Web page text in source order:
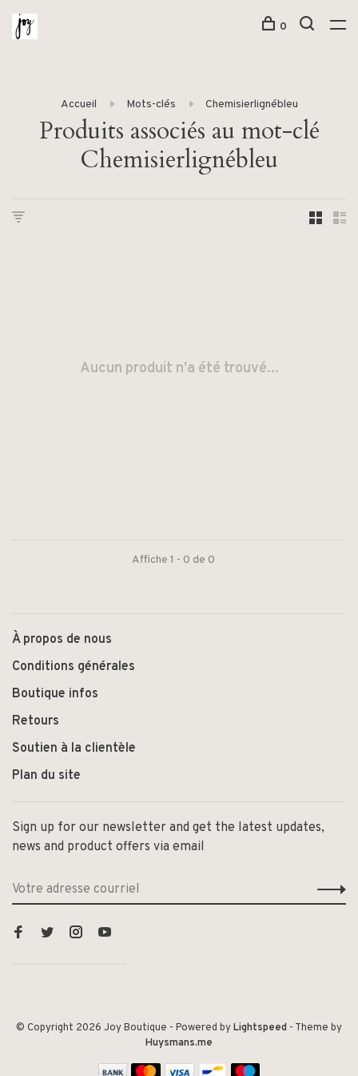
0
Accueil Mots-clés Chemisierlignébleu
Produits associés au mot-clé
Chemisierlignébleu
Aucun produit n'a été trouvé...
Affiche 1 - 0 de 0
À propos de nous
Conditions générales
Boutique infos
Retours
Soutien à la clientèle
Plan du site
Sign up for our newsletter and get the latest updates,
news and product offers via email
© Copyright 2026 Joy Boutique - Powered byLightspeed - Theme by
Huysmans.me